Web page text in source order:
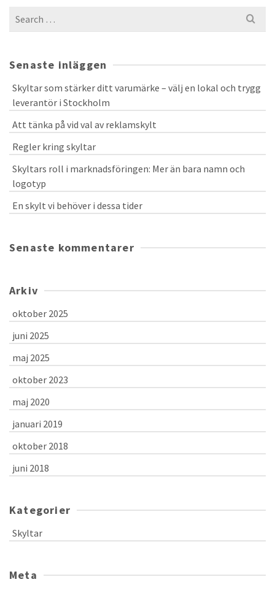
Search
Senaste inläggen
Skyltar som stärker ditt varumärke – välj en lokal och trygg
leverantör i Stockholm
Att tänka på vid val av reklamskylt
Regler kring skyltar
Skyltars roll i marknadsföringen: Mer än bara namn och
logotyp
En skylt vi behöver i dessa tider
Senaste kommentarer
Arkiv
oktober 2025
juni 2025
maj 2025
oktober 2023
maj 2020
januari 2019
oktober 2018
juni 2018
Kategorier
Skyltar
Meta